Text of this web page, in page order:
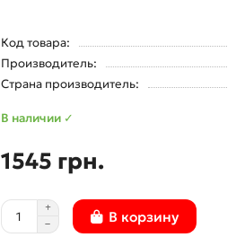
Код товара:
Производитель:
Страна производитель:
В наличии ✓
1545 грн.
В корзину